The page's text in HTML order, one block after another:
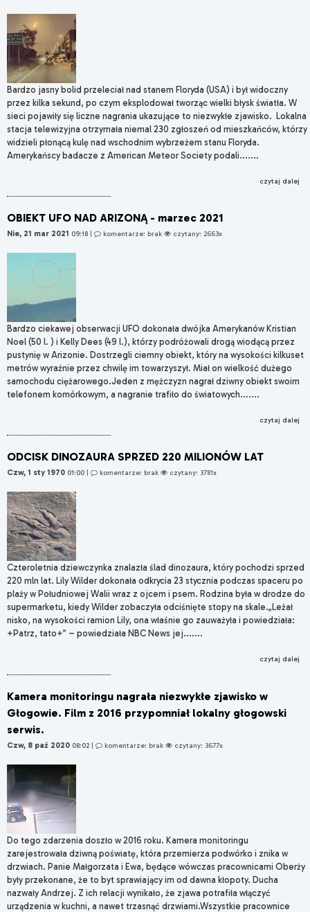
Bardzo jasny bolid przeleciał nad stanem Floryda (USA) i był widoczny
przez kilka sekund, po czym eksplodował tworząc wielki błysk światła. W
sieci pojawiły się liczne nagrania ukazujące to niezwykłe zjawisko. Lokalna
stacja telewizyjna otrzymała niemal 230 zgłoszeń od mieszkańców, którzy
widzieli płonącą kulę nad wschodnim wybrzeżem stanu Floryda.
Amerykańscy badacze z American Meteor Society podali.......
czytaj dalej
OBIEKT UFO NAD ARIZONĄ - marzec 2021
Nie, 21 mar 2021 09:18 komentarze: brak czytany: 2663x
Bardzo ciekawej obserwacji UFO dokonała dwójka Amerykanów Kristian
Noel (50 l. ) i Kelly Dees (49 l.), którzy podróżowali drogą wiodącą przez
pustynię w Arizonie. Dostrzegli ciemny obiekt, który na wysokości kilkuset
metrów wyraźnie przez chwilę im towarzyszył. Miał on wielkość dużego
samochodu ciężarowego.Jeden z mężczyzn nagrał dziwny obiekt swoim
telefonem komórkowym, a nagranie trafiło do światowych.......
czytaj dalej
ODCISK DINOZAURA SPRZED 220 MILIONÓW LAT
Czw, 1 sty 1970 01:00 komentarze: brak czytany: 3781x
Czteroletnia dziewczynka znalazła ślad dinozaura, który pochodzi sprzed
220 mln lat. Lily Wilder dokonała odkrycia 23 stycznia podczas spaceru po
plaży w Południowej Walii wraz z ojcem i psem. Rodzina była w drodze do
supermarketu, kiedy Wilder zobaczyła odciśnięte stopy na skale.„Leżał
nisko, na wysokości ramion Lily, ona właśnie go zauważyła i powiedziała:
+Patrz, tato+” – powiedziała NBC News jej.......
czytaj dalej
Kamera monitoringu nagrała niezwykłe zjawisko w
Głogowie. Film z 2016 przypomniał lokalny głogowski
serwis.
Czw, 8 paź 2020 08:02 | komentarze: brak czytany: 3677x
Do tego zdarzenia doszło w 2016 roku. Kamera monitoringu
zarejestrowała dziwną poświatę, która przemierza podwórko i znika w
drzwiach. Panie Małgorzata i Ewa, będące wówczas pracownicami Oberży
były przekonane, że to byt sprawiający im od dawna kłopoty. Ducha
nazwały Andrzej. Z ich relacji wynikało, że zjawa potrafiła włączyć
urządzenia w kuchni, a nawet trzasnąć drzwiami.Wszystkie pracownice